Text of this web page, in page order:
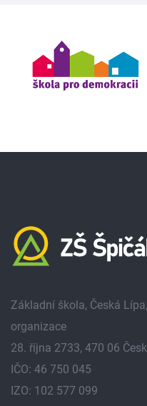
Základní škola, Česká
organizace
28. října 2733, 470 06
IČO: 46 750 045
IZO: 102 577 099